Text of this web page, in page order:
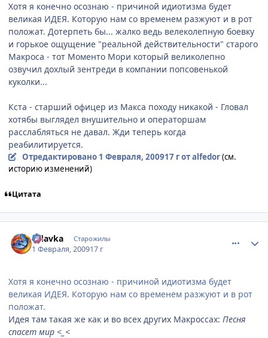
Хотя я конечно осознаю - причиной идиотизма будет
великая ИДЕЯ. Которую нам со временем разжуют и в рот
положат. Дотерпеть бы... жалко ведь велеколепную боевку
и горькое ощущение "реальной действительности" старого
Макроса - тот Моменто Мори который великолепно
озвучил дохлый зентреди в компании попсовенькой
куколки...
Кста - старший офицер из Макса походу никакой - Гловал
хотябы выглядел внушительно и операторшам
расслабляться не давал. Жди теперь когда
реабилитируется.
Отредактировано 1 Февраля, 200917 гот alfedor(см.
историю изменений)
Цитата
Udavka Старожилы
1 Февраля, 200917 г
Хотя я конечно осознаю - причиной идиотизма будет
великая ИДЕЯ. Которую нам со временем разжуют и в рот
положат.
Идея там такая же как и во всех других Макроссах: Песня
спасет мир <_<